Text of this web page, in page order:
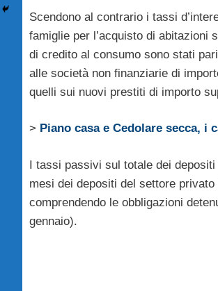
Scendono al contrario i tassi
famiglie per l’acquisto di abitazioni
di credito al consumo sono stati
alle società non finanziarie di
quelli sui nuovi prestiti di importo
> Piano casa e Cedolare secca,
I tassi passivi sul totale dei
mesi dei depositi del settore
comprendendo le obbligazioni
gennaio).